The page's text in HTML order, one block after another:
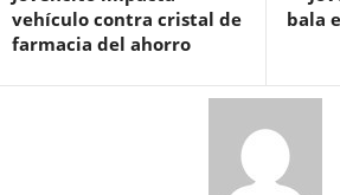
vehículo contra cristal de
farmacia del ahorro
bala